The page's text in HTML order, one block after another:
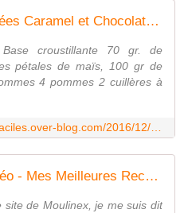
Bûche Pommes compotées Caramel et Chocolat - Mes Meilleures Recettes Faciles
croustillante 70 gr. de
pétales de maïs, 100 gr de
4 pommes 2 cuillères à
Crème caramel au cookéo - Mes Meilleures Recettes Faciles
de Moulinex, je me suis dit